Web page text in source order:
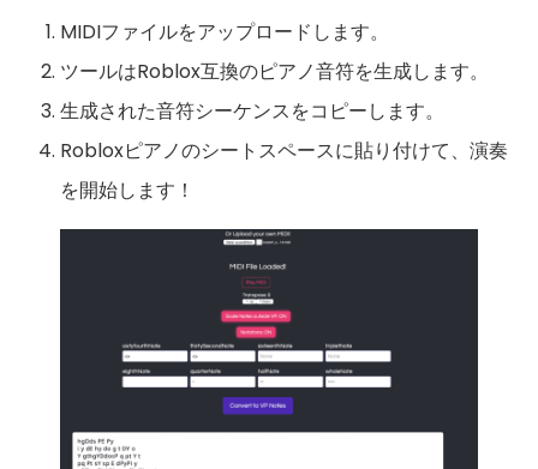
MIDIファイルをアップロードします。
ツールはRoblox互換のピアノ音符を生成します。
生成された音符シーケンスをコピーします。
Robloxピアノのシートスペースに貼り付けて、演奏
を開始します！